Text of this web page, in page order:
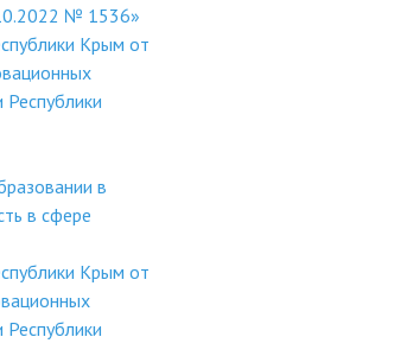
№ 1536»
Крым от
в
в сфере
Крым от